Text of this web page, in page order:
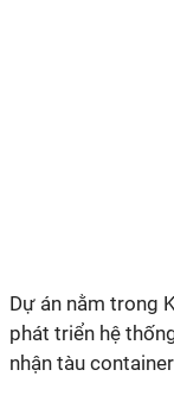
Dự án nằm trong
phát triển hệ
nhận tàu